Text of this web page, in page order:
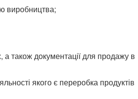
виробництва;
а також документації для продажу в
якого є переробка продуктів